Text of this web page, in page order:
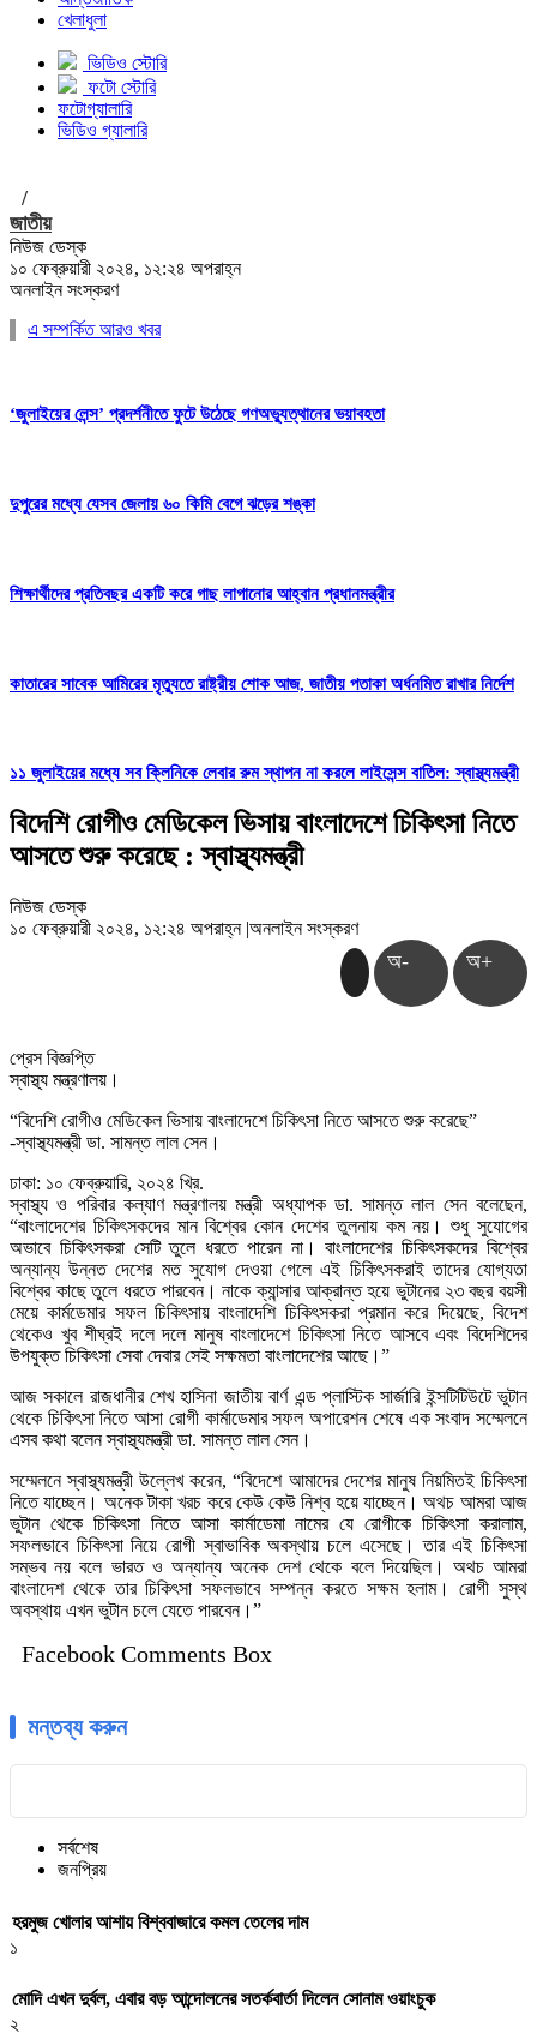
খেলাধুলা
ভিডিও স্টোরি
ফটো স্টোরি
ফটোগ্যালারি
ভিডিও গ্যালারি
/
জাতীয়
নিউজ ডেস্ক
১০ ফেব্রুয়ারী ২০২৪, ১২:২৪ অপরাহ্ন
অনলাইন সংস্করণ
এ সম্পর্কিত আরও খবর
‘জুলাইয়ের লেন্স’ প্রদর্শনীতে ফুটে উঠেছে গণঅভ্যুত্থানের ভয়াবহতা
দুপুরের মধ্যে যেসব জেলায় ৬০ কিমি বেগে ঝড়ের শঙ্কা
শিক্ষার্থীদের প্রতিবছর একটি করে গাছ লাগানোর আহ্বান প্রধানমন্ত্রীর
কাতারের সাবেক আমিরের মৃত্যুতে রাষ্ট্রীয় শোক আজ, জাতীয় পতাকা অর্ধনমিত রাখার নির্দেশ
১১ জুলাইয়ের মধ্যে সব ক্লিনিকে লেবার রুম স্থাপন না করলে লাইসেন্স বাতিল: স্বাস্থ্যমন্ত্রী
বিদেশি রোগীও মেডিকেল ভিসায় বাংলাদেশে চিকিৎসা নিতে
আসতে শুরু করেছে : স্বাস্থ্যমন্ত্রী
নিউজ ডেস্ক
১০ ফেব্রুয়ারী ২০২৪, ১২:২৪ অপরাহ্ন |অনলাইন সংস্করণ
অ- অ+
প্রেস বিজ্ঞপ্তি
স্বাস্থ্য মন্ত্রণালয়।
“বিদেশি রোগীও মেডিকেল ভিসায় বাংলাদেশে চিকিৎসা নিতে আসতে শুরু করেছে”
-স্বাস্থ্যমন্ত্রী ডা. সামন্ত লাল সেন।
ঢাকা: ১০ ফেব্রুয়ারি, ২০২৪ খ্রি.
স্বাস্থ্য ও পরিবার কল্যাণ মন্ত্রণালয় মন্ত্রী অধ্যাপক ডা. সামন্ত লাল সেন বলেছেন,
“বাংলাদেশের চিকিৎসকদের মান বিশ্বের কোন দেশের তুলনায় কম নয়। শুধু সুযোগের
অভাবে চিকিৎসকরা সেটি তুলে ধরতে পারেন না। বাংলাদেশের চিকিৎসকদের বিশ্বের
অন্যান্য উন্নত দেশের মত সুযোগ দেওয়া গেলে এই চিকিৎসকরাই তাদের যোগ্যতা
বিশ্বের কাছে তুলে ধরতে পারবেন। নাকে ক্যান্সার আক্রান্ত হয়ে ভুটানের ২৩ বছর বয়সী
মেয়ে কার্মডেমার সফল চিকিৎসায় বাংলাদেশি চিকিৎসকরা প্রমান করে দিয়েছে, বিদেশ
থেকেও খুব শীঘ্রই দলে দলে মানুষ বাংলাদেশে চিকিৎসা নিতে আসবে এবং বিদেশিদের
উপযুক্ত চিকিৎসা সেবা দেবার সেই সক্ষমতা বাংলাদেশের আছে।”
আজ সকালে রাজধানীর শেখ হাসিনা জাতীয় বার্ণ এন্ড প্লাস্টিক সার্জারি ইন্সটিটিউটে ভুটান
থেকে চিকিৎসা নিতে আসা রোগী কার্মাডেমার সফল অপারেশন শেষে এক সংবাদ সম্মেলনে
এসব কথা বলেন স্বাস্থ্যমন্ত্রী ডা. সামন্ত লাল সেন।
সম্মেলনে স্বাস্থ্যমন্ত্রী উল্লেখ করেন, “বিদেশে আমাদের দেশের মানুষ নিয়মিতই চিকিৎসা
নিতে যাচ্ছেন। অনেক টাকা খরচ করে কেউ কেউ নিশ্ব হয়ে যাচ্ছেন। অথচ আমরা আজ
ভুটান থেকে চিকিৎসা নিতে আসা কার্মাডেমা নামের যে রোগীকে চিকিৎসা করালাম,
সফলভাবে চিকিৎসা নিয়ে রোগী স্বাভাবিক অবস্থায় চলে এসেছে। তার এই চিকিৎসা
সম্ভব নয় বলে ভারত ও অন্যান্য অনেক দেশ থেকে বলে দিয়েছিল। অথচ আমরা
বাংলাদেশ থেকে তার চিকিৎসা সফলভাবে সম্পন্ন করতে সক্ষম হলাম। রোগী সুস্থ
অবস্থায় এখন ভুটান চলে যেতে পারবেন।”
Facebook Comments Box
মন্তব্য করুন
সর্বশেষ
জনপ্রিয়
হরমুজ খোলার আশায় বিশ্ববাজারে কমল তেলের দাম
১
মোদি এখন দুর্বল, এবার বড় আন্দোলনের সতর্কবার্তা দিলেন সোনাম ওয়াংচুক
২